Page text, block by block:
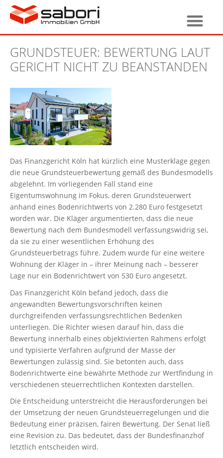
GRUNDSTEUER: BEWERTUNG LAUT
GERICHT NICHT ZU BEANSTANDEN
Das Finanzgericht Köln hat kürzlich eine Musterklage gegen
die neue Grundsteuerbewertung gemäß des Bundesmodells
abgelehnt. Im vorliegenden Fall stand eine
Eigentumswohnung im Fokus, deren Grundsteuerwert
anhand eines Bodenrichtwerts von 2.280 Euro festgesetzt
worden war. Die Kläger argumentierten, dass die neue
Bewertung nach dem Bundesmodell verfassungswidrig sei,
da sie zu einer wesentlichen Erhöhung des
Grundsteuerbetrags führe. Zudem wurde für eine weitere
Wohnung der Kläger in – ihrer Meinung nach – besserer
Lage nur ein Bodenrichtwert von 530 Euro angesetzt.
Das Finanzgericht Köln befand jedoch, dass die
angewandten Bewertungsvorschriften keinen
durchgreifenden verfassungsrechtlichen Bedenken
unterliegen. Die Richter wiesen darauf hin, dass die
Bewertung innerhalb eines objektivierten Rahmens erfolgt
und typisierte Verfahren aufgrund der Masse der
Bewertungen zulässig sind. Sie betonten auch, dass
Bodenrichtwerte eine bewährte Methode zur Wertfindung in
verschiedenen steuerrechtlichen Kontexten darstellen.
Die Entscheidung unterstreicht die Herausforderungen bei
der Umsetzung der neuen Grundsteuerregelungen und die
Bedeutung einer präzisen, fairen Bewertung. Der Senat ließ
eine Revision zu. Das bedeutet, dass der Bundesfinanzhof
letztlich entscheiden wird.